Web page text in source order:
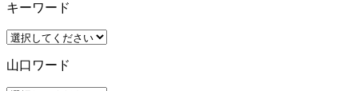
キーワード
山口ワード